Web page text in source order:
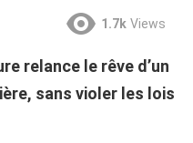
1.7k Views
relance le rêve d’un
sans violer les lois